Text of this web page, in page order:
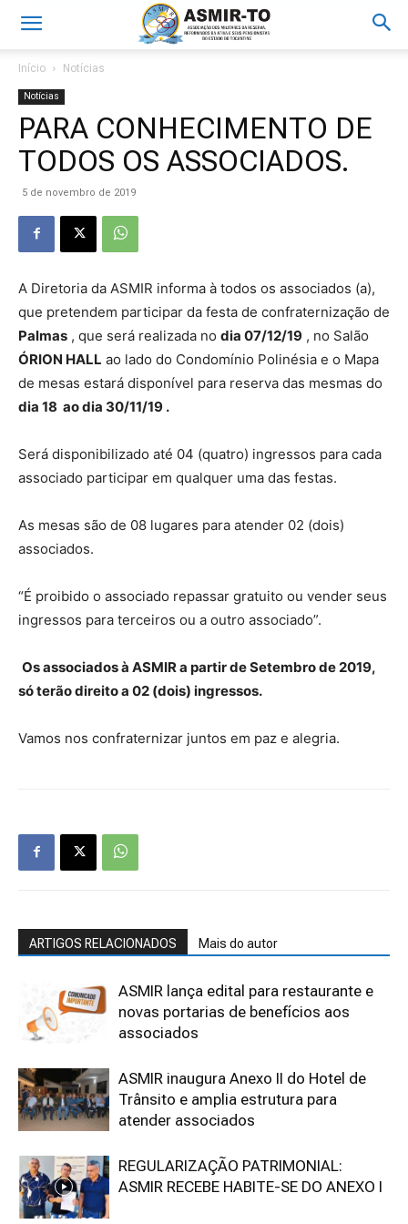
Início Notícias
Notícias
PARA CONHECIMENTO DE
TODOS OS ASSOCIADOS.
5 de novembro de 2019
A Diretoria da ASMIR informa à todos os associados (a),
que pretendem participar da festa de confraternização de
Palmas , que será realizada no dia 07/12/19 , no Salão
ÓRION HALL ao lado do Condomínio Polinésia e o Mapa
de mesas estará disponível para reserva das mesmas do
dia 18 ao dia 30/11/19 .
Será disponibilizado até 04 (quatro) ingressos para cada
associado participar em qualquer uma das festas.
As mesas são de 08 lugares para atender 02 (dois)
associados.
“É proibido o associado repassar gratuito ou vender seus
ingressos para terceiros ou a outro associado”.
Os associados à ASMIR a partir de Setembro de 2019,
só terão direito a 02 (dois) ingressos.
Vamos nos confraternizar juntos em paz e alegria.
ARTIGOS RELACIONADOS Mais do autor
ASMIR lança edital para restaurante e
novas portarias de benefícios aos
associados
ASMIR inaugura Anexo II do Hotel de
Trânsito e amplia estrutura para
atender associados
REGULARIZAÇÃO PATRIMONIAL:
ASMIR RECEBE HABITE-SE DO ANEXO I